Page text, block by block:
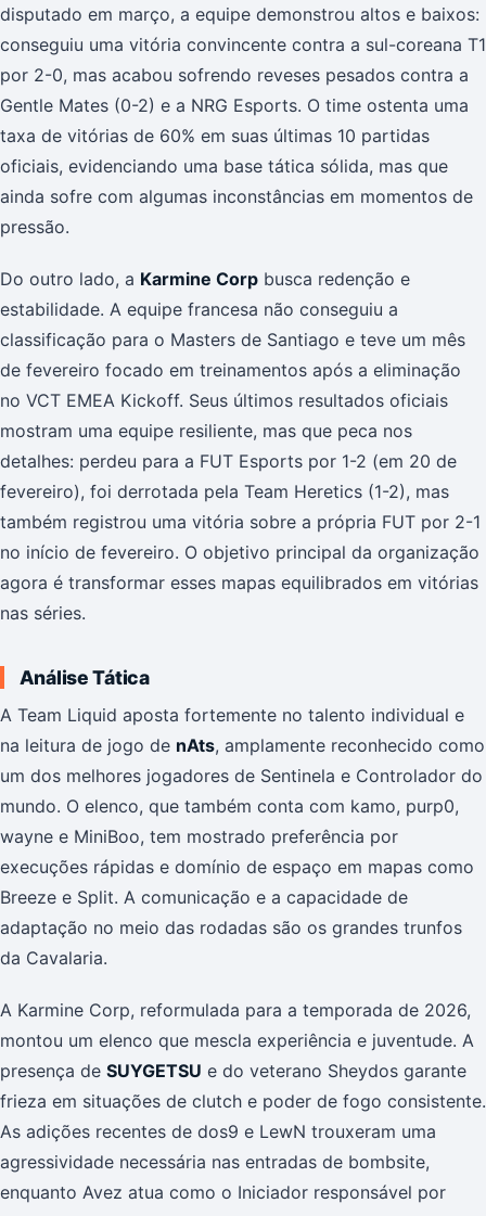
disputado em março, a equipe demonstrou altos e baixos:
conseguiu uma vitória convincente contra a sul-coreana T1
por 2-0, mas acabou sofrendo reveses pesados contra a
Gentle Mates (0-2) e a NRG Esports. O time ostenta uma
taxa de vitórias de 60% em suas últimas 10 partidas
oficiais, evidenciando uma base tática sólida, mas que
ainda sofre com algumas inconstâncias em momentos de
pressão.
Do outro lado, a Karmine Corp busca redenção e
estabilidade. A equipe francesa não conseguiu a
classificação para o Masters de Santiago e teve um mês
de fevereiro focado em treinamentos após a eliminação
no VCT EMEA Kickoff. Seus últimos resultados oficiais
mostram uma equipe resiliente, mas que peca nos
detalhes: perdeu para a FUT Esports por 1-2 (em 20 de
fevereiro), foi derrotada pela Team Heretics (1-2), mas
também registrou uma vitória sobre a própria FUT por 2-1
no início de fevereiro. O objetivo principal da organização
agora é transformar esses mapas equilibrados em vitórias
nas séries.
Análise Tática
A Team Liquid aposta fortemente no talento individual e
na leitura de jogo de nAts, amplamente reconhecido como
um dos melhores jogadores de Sentinela e Controlador do
mundo. O elenco, que também conta com kamo, purp0,
wayne e MiniBoo, tem mostrado preferência por
execuções rápidas e domínio de espaço em mapas como
Breeze e Split. A comunicação e a capacidade de
adaptação no meio das rodadas são os grandes trunfos
da Cavalaria.
A Karmine Corp, reformulada para a temporada de 2026,
montou um elenco que mescla experiência e juventude. A
presença de SUYGETSU e do veterano Sheydos garante
frieza em situações de clutch e poder de fogo consistente.
As adições recentes de dos9 e LewN trouxeram uma
agressividade necessária nas entradas de bombsite,
enquanto Avez atua como o Iniciador responsável por